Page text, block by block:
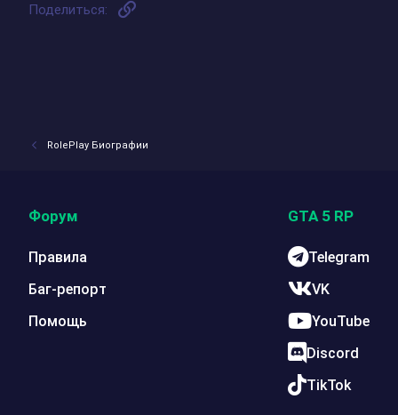
Поделиться:
RolePlay Биографии
Форум
Правила
Баг-репорт
Помощь
GTA 5 RP
Telegram
VK
YouTube
Discord
TikTok